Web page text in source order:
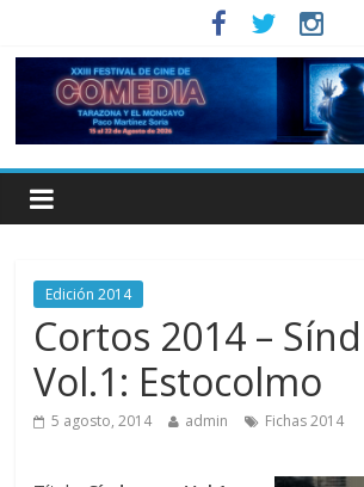
Edición 2014
Cortos 2014 –
Vol.1: Estocolmo
5 agosto, 2014 admin Fichas 2014